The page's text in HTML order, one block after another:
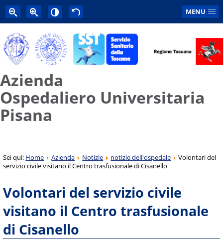
MENU
Azienda
Ospedaliero Universitaria
Pisana
Sei qui: Home Azienda Notizie notizie dell'ospedale
Volontari del
servizio civile visitano il Centro trasfusionale di Cisanello
Volontari del servizio civile
visitano il Centro trasfusionale
di Cisanello